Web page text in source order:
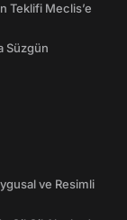
Teklifi Meclis’e
Süzgün
ve Resimli